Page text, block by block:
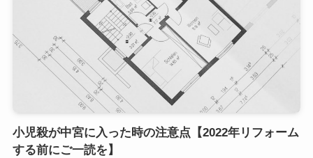
小児殺が中宮に入った時の注意点【2022年リフォーム
する前にご一読を】